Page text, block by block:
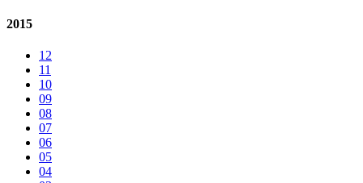
2015
12
11
10
09
08
07
06
05
04